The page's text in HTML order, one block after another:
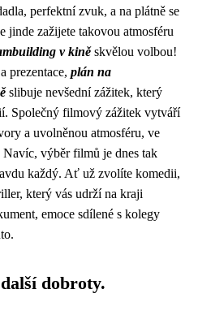
perfektní zvuk, a na plátně se
jinde zažijete takovou atmosféru
v kiněskvělou volbou!
prezentace, plán na
slibuje nevšední zážitek, který
Společný filmový zážitek vytváří
a uvolněnou atmosféru, ve
Navíc, výběr filmů je dnes tak
každý. Ať už zvolíte komedii,
který vás udrží na kraji
emoce sdílené s kolegy
dobroty.